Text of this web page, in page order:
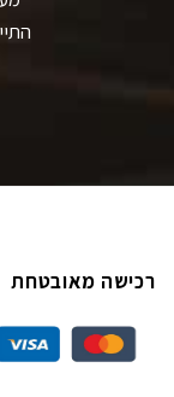
רכישה מאובטחת